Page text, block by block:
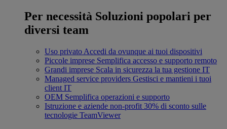
Per necessità Soluzioni popolari per
diversi team
Uso privato Accedi da ovunque ai tuoi dispositivi
Piccole imprese Semplifica accesso e supporto remoto
Grandi imprese Scala in sicurezza la tua gestione IT
Managed service providers Gestisci e mantieni i tuoi
client IT
OEM Semplifica operazioni e supporto
Istruzione e aziende non-profit 30% di sconto sulle
tecnologie TeamViewer